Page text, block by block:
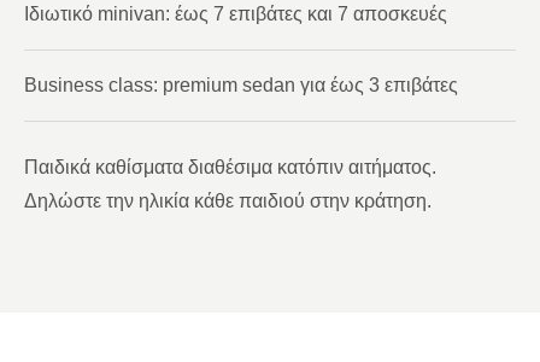
Ιδιωτικό minivan: έως 7 επιβάτες και 7 αποσκευές
Business class: premium sedan για έως 3 επιβάτες
Παιδικά καθίσματα διαθέσιμα κατόπιν αιτήματος.
Δηλώστε την ηλικία κάθε παιδιού στην κράτηση.